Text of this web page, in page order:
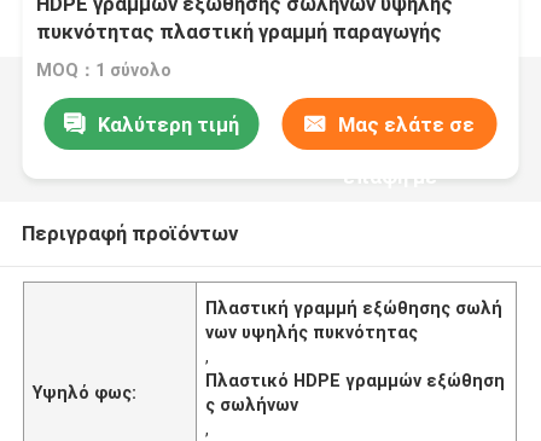
πυκνότητας πλαστική γραμμή παραγωγής
σωλήνων πολυαιθυλενίου
MOQ：1 σύνολο
Καλύτερη τιμή Μας ελάτε σε
επαφή με
Περιγραφή προϊόντων
Υψηλό φως:
Πλαστική γραμμή εξώθησης σωλή
νων υψηλής πυκνότητας
,
Πλαστικό HDPE γραμμών εξώθηση
ς σωλήνων
,